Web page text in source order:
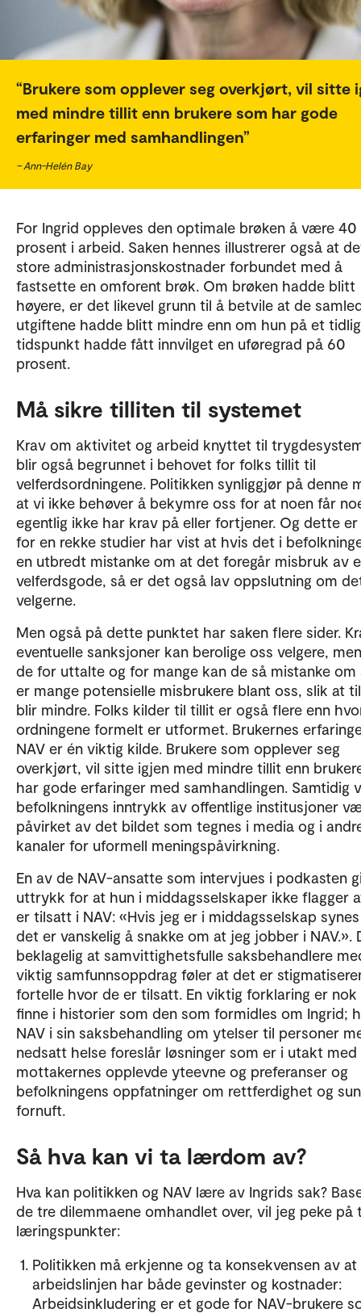
Brukere som opplever seg overkjørt, vil sitte
med mindre tillit enn brukere som har gode
erfaringer med samhandlingen
– Ann-Helén Bay
For Ingrid oppleves den optimale brøken å være 40
prosent i arbeid. Saken hennes illustrerer også at
store administrasjonskostnader forbundet med å
fastsette en omforent brøk. Om brøken hadde blitt
høyere, er det likevel grunn til å betvile at de
utgiftene hadde blitt mindre enn om hun på et
tidspunkt hadde fått innvilget en uføregrad på 60
prosent.
Må sikre tilliten til systemet
Krav om aktivitet og arbeid knyttet til
blir også begrunnet i behovet for folks tillit til
velferdsordningene. Politikken synliggjør på denne
at vi ikke behøver å bekymre oss for at noen får
egentlig ikke har krav på eller fortjener. Og dette
for en rekke studier har vist at hvis det i
en utbredt mistanke om at det foregår misbruk av
velferdsgode, så er det også lav oppslutning om
velgerne.
Men også på dette punktet har saken flere sider.
eventuelle sanksjoner kan berolige oss velgere,
de for uttalte og for mange kan de så mistanke
er mange potensielle misbrukere blant oss, slik at
blir mindre. Folks kilder til tillit er også flere enn
ordningene formelt er utformet. Brukernes
NAV er én viktig kilde. Brukere som opplever seg
overkjørt, vil sitte igjen med mindre tillit enn
har gode erfaringer med samhandlingen. Samtidig
befolkningens inntrykk av offentlige institusjoner
påvirket av det bildet som tegnes i media og i
kanaler for uformell meningspåvirkning.
En av de NAV-ansatte som intervjues i podkasten
uttrykk for at hun i middagsselskaper ikke flagger
er tilsatt i NAV: «Hvis jeg er i middagsselskap
det er vanskelig å snakke om at jeg jobber i NAV.».
beklagelig at samvittighetsfulle saksbehandlere
viktig samfunnsoppdrag føler at det er
fortelle hvor de er tilsatt. En viktig forklaring er nok
finne i historier som den som formidles om Ingrid;
NAV i sin saksbehandling om ytelser til personer
nedsatt helse foreslår løsninger som er i utakt med
mottakernes opplevde yteevne og preferanser og
befolkningens oppfatninger om rettferdighet og
fornuft.
Så hva kan vi ta lærdom av?
Hva kan politikken og NAV lære av Ingrids sak?
de tre dilemmaene omhandlet over, vil jeg peke på
læringspunkter:
Politikken må erkjenne og ta konsekvensen av at
arbeidslinjen har både gevinster og kostnader:
Arbeidsinkludering er et gode for NAV-brukere